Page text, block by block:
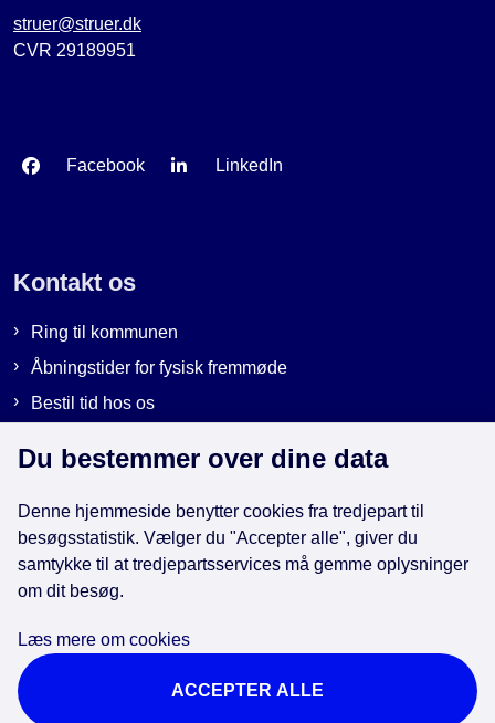
struer@struer.dk
CVR 29189951
Facebook LinkedIn
Kontakt os
Ring til kommunen
Åbningstider for fysisk fremmøde
Bestil tid hos os
Genveje
EAN-numre i kommunen
Cookies
Tilgængelighedserklæring
Du bestemmer over dine data
Denne hjemmeside benytter cookies fra tredjepart til
besøgsstatistik. Vælger du "Accepter alle", giver du
samtykke til at tredjepartsservices må gemme oplysninger
om dit besøg.
Læs mere om cookies
ACCEPTER ALLE